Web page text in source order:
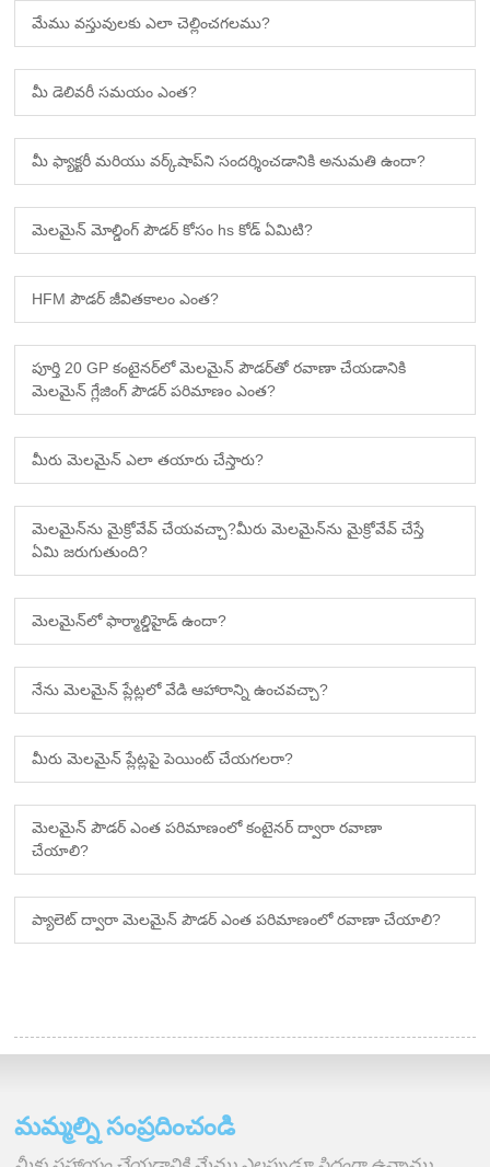
మేము వస్తువులకు ఎలా చెల్లించగలము?
మీ డెలివరీ సమయం ఎంత?
మీ ఫ్యాక్టరీ మరియు వర్క్‌షాప్‌ని సందర్శించడానికి అనుమతి ఉందా?
మెలమైన్ మోల్డింగ్ పౌడర్ కోసం hs కోడ్ ఏమిటి?
HFM పౌడర్ జీవితకాలం ఎంత?
పూర్తి 20 GP కంటైనర్‌లో మెలమైన్ పౌడర్‌తో రవాణా చేయడానికి
మెలమైన్ గ్లేజింగ్ పౌడర్ పరిమాణం ఎంత?
మీరు మెలమైన్ ఎలా తయారు చేస్తారు?
మెలమైన్‌ను మైక్రోవేవ్ చేయవచ్చా?మీరు మెలమైన్‌ను మైక్రోవేవ్ చేస్తే
ఏమి జరుగుతుంది?
మెలమైన్‌లో ఫార్మాల్డిహైడ్ ఉందా?
నేను మెలమైన్ ప్లేట్లలో వేడి ఆహారాన్ని ఉంచవచ్చా?
మీరు మెలమైన్ ప్లేట్లపై పెయింట్ చేయగలరా?
మెలమైన్ పౌడర్ ఎంత పరిమాణంలో కంటైనర్ ద్వారా రవాణా
చేయాలి?
ప్యాలెట్ ద్వారా మెలమైన్ పౌడర్ ఎంత పరిమాణంలో రవాణా చేయాలి?
మమ్మల్ని సంప్రదించండి